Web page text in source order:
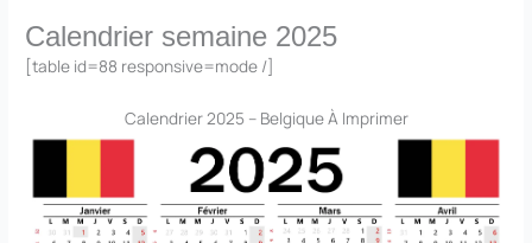
Calendrier semaine 2025
[table id=88 responsive=mode /]
Calendrier 2025 – Belgique À Imprimer